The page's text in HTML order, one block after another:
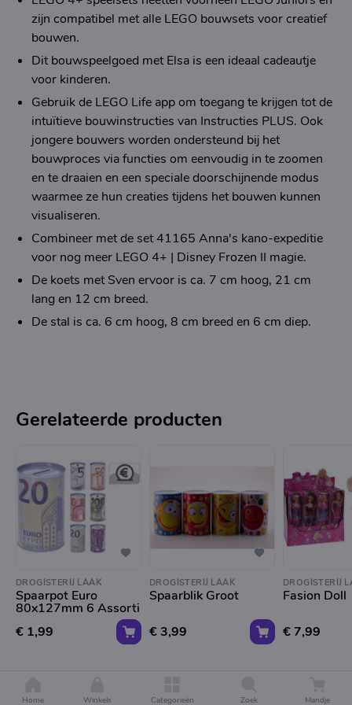
zijn compatibel met alle LEGO bouwsets voor creatief
bouwen.
Dit bouwspeelgoed met Elsa is een ideaal cadeautje
voor kinderen.
Gebruik de LEGO Life app om toegang te krijgen tot de
intuïtieve bouwinstructies van Instructies PLUS. Ook
jongere bouwers worden ondersteund bij het
bouwproces via functies om eenvoudig in te zoomen
en te draaien en een speciale doorschijnende modus
waarmee ze hun creaties tijdens het bouwen kunnen
visualiseren.
Combineer met de set 41165 Anna's kano-expeditie
voor nog meer LEGO 4+ | Disney Frozen II magie.
De koets met Sven ervoor is ca. 7 cm hoog, 21 cm
lang en 12 cm breed.
De stal is ca. 6 cm hoog, 8 cm breed en 6 cm diep.
Gerelateerde producten
DROGISTERIJ LAAK
Spaarpot Euro
80x127mm 6 Assorti
€ 1,99
DROGISTERIJ LAAK
Spaarblik Groot
€ 3,99
DROGISTERIJ
Fasion Doll
€ 7,99
Home Winkels Categorieën Zoek Mandje